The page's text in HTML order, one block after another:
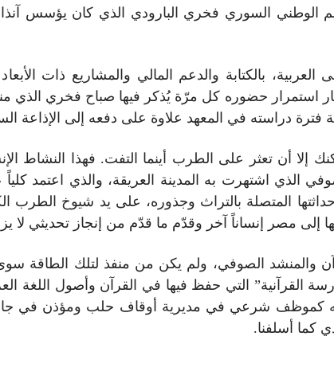
الوطني السوري فخري البارودي الذي كان يؤسس
بالكتابة والدعم المالي والمشاريع ذات الأبعاد
استمرار حضوره كل مرّة يُذكر فيها صباح فخري الذي
دراسته في المعهد علاوة على دفعه إلى الإذاعة
رأى فيها صباح فخري النور، العام 1933، لا يمكنك إلا أن تعثر على الطرب أينما
الذي اشتهرت به المدينة العريقة، والذي اعتمد
المتصلة بالتراث وجذوره، على يد شيوخ الطرب
مصر إنساناً آخر وقدّم ما قدّم من إنجاز تحديثي لا
الصوفي، ولم يكن من منفذ لتلك الطاقة سوى
التي حفظ فيها في القرآن وأصول اللغة
كموظف شرعي في مديرية أوقاف حلب ومؤذن في
كما أسلفنا.